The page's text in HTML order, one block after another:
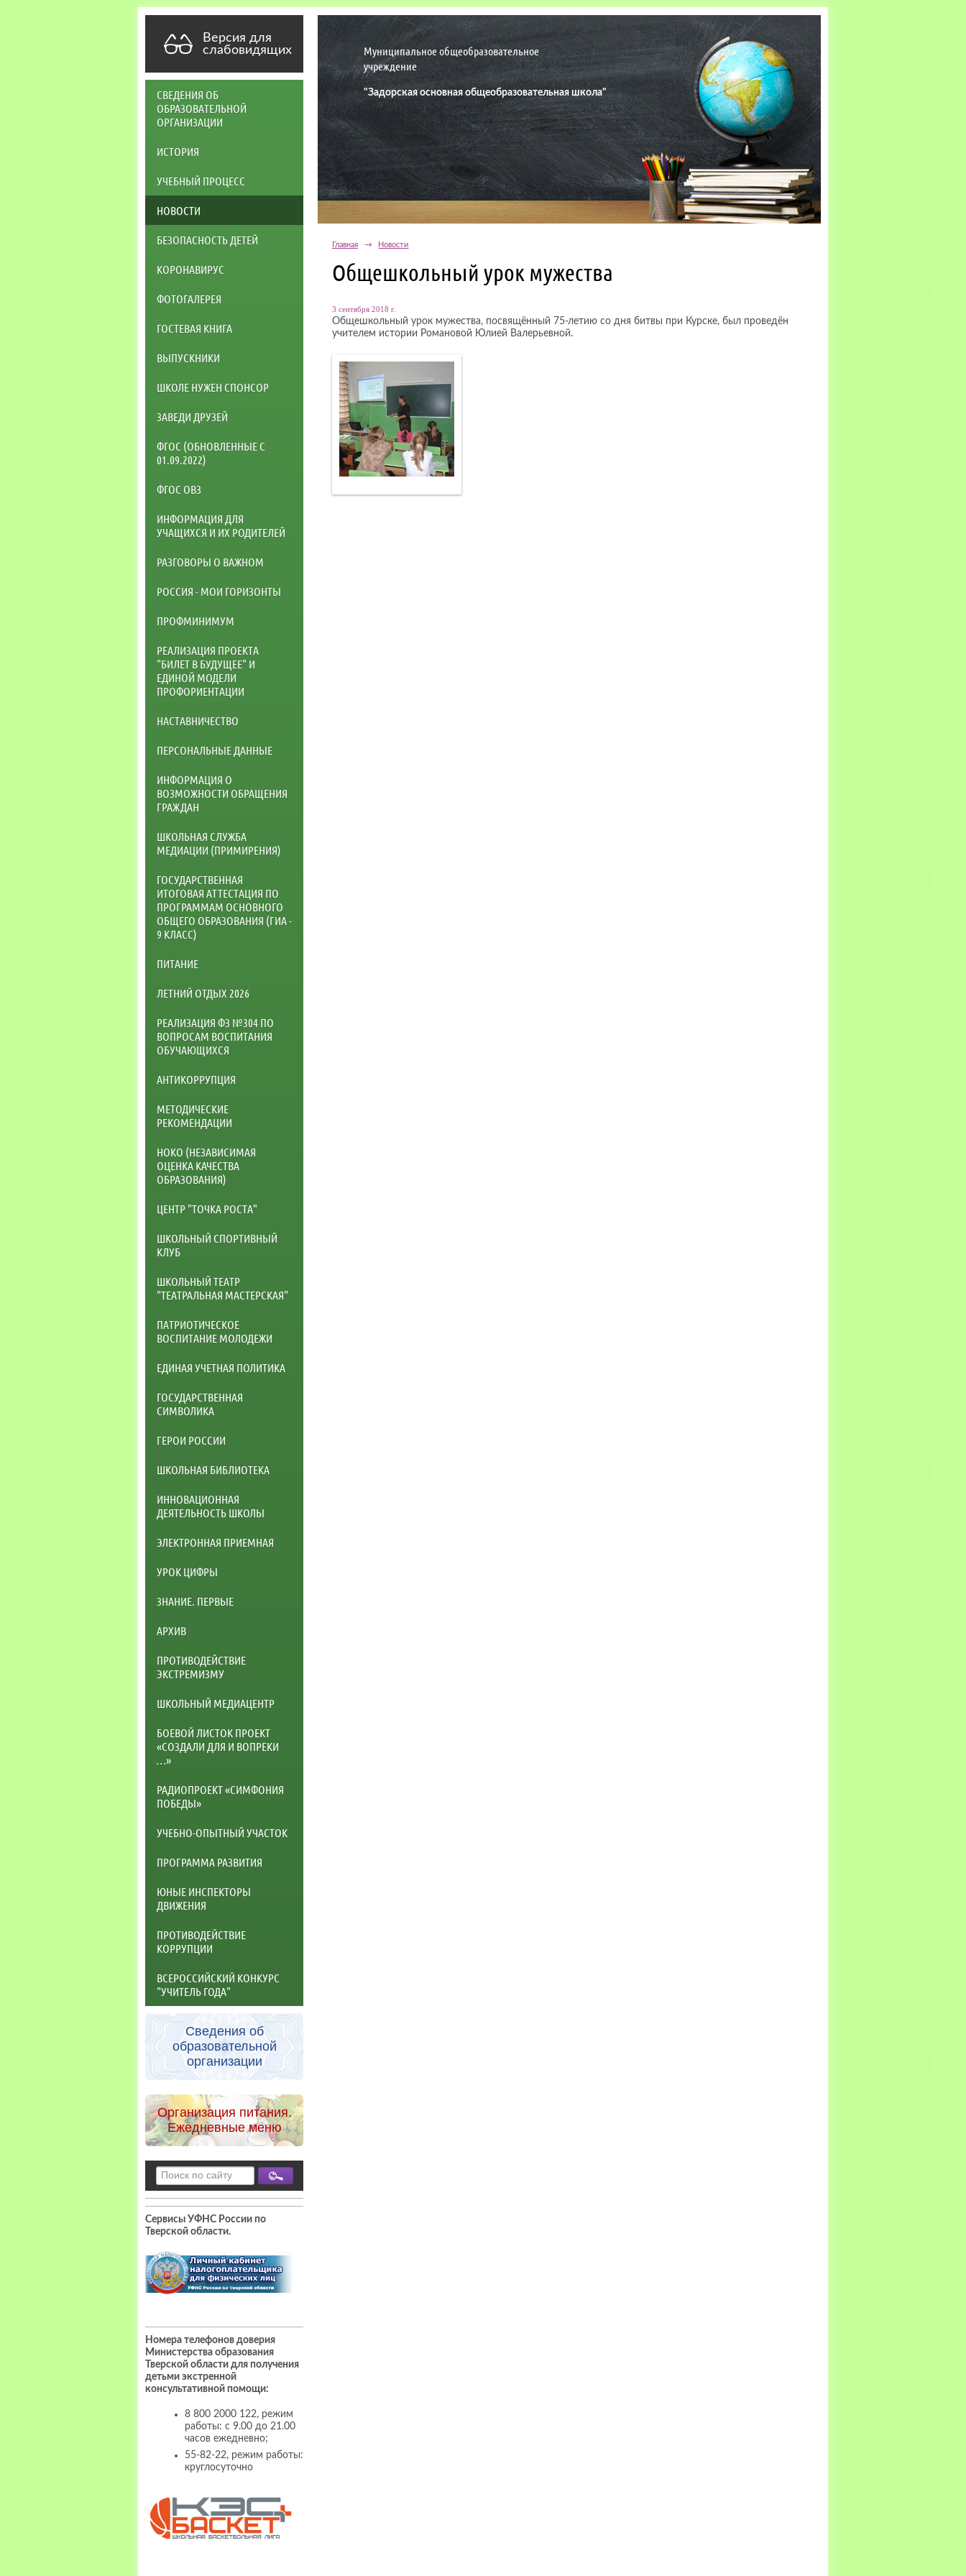
Версия для
слабовидящих
СВЕДЕНИЯ ОБ
ОБРАЗОВАТЕЛЬНОЙ
ОРГАНИЗАЦИИ
ИСТОРИЯ
УЧЕБНЫЙ ПРОЦЕСС
НОВОСТИ
БЕЗОПАСНОСТЬ ДЕТЕЙ
КОРОНАВИРУС
ФОТОГАЛЕРЕЯ
ГОСТЕВАЯ КНИГА
ВЫПУСКНИКИ
ШКОЛЕ НУЖЕН СПОНСОР
ЗАВЕДИ ДРУЗЕЙ
ФГОС (ОБНОВЛЕННЫЕ С
01.09.2022)
ФГОС ОВЗ
ИНФОРМАЦИЯ ДЛЯ
УЧАЩИХСЯ И ИХ РОДИТЕЛЕЙ
РАЗГОВОРЫ О ВАЖНОМ
РОССИЯ - МОИ ГОРИЗОНТЫ
ПРОФМИНИМУМ
РЕАЛИЗАЦИЯ ПРОЕКТА
"БИЛЕТ В БУДУЩЕЕ" И
ЕДИНОЙ МОДЕЛИ
ПРОФОРИЕНТАЦИИ
НАСТАВНИЧЕСТВО
ПЕРСОНАЛЬНЫЕ ДАННЫЕ
ИНФОРМАЦИЯ О
ВОЗМОЖНОСТИ ОБРАЩЕНИЯ
ГРАЖДАН
ШКОЛЬНАЯ СЛУЖБА
МЕДИАЦИИ (ПРИМИРЕНИЯ)
ГОСУДАРСТВЕННАЯ
ИТОГОВАЯ АТТЕСТАЦИЯ ПО
ПРОГРАММАМ ОСНОВНОГО
ОБЩЕГО ОБРАЗОВАНИЯ (ГИА -
9 КЛАСС)
ПИТАНИЕ
ЛЕТНИЙ ОТДЫХ 2026
РЕАЛИЗАЦИЯ ФЗ №304 ПО
ВОПРОСАМ ВОСПИТАНИЯ
ОБУЧАЮЩИХСЯ
АНТИКОРРУПЦИЯ
МЕТОДИЧЕСКИЕ
РЕКОМЕНДАЦИИ
НОКО (НЕЗАВИСИМАЯ
ОЦЕНКА КАЧЕСТВА
ОБРАЗОВАНИЯ)
ЦЕНТР "ТОЧКА РОСТА"
ШКОЛЬНЫЙ СПОРТИВНЫЙ
КЛУБ
ШКОЛЬНЫЙ ТЕАТР
"ТЕАТРАЛЬНАЯ МАСТЕРСКАЯ"
ПАТРИОТИЧЕСКОЕ
ВОСПИТАНИЕ МОЛОДЕЖИ
ЕДИНАЯ УЧЕТНАЯ ПОЛИТИКА
ГОСУДАРСТВЕННАЯ
СИМВОЛИКА
ГЕРОИ РОССИИ
ШКОЛЬНАЯ БИБЛИОТЕКА
ИННОВАЦИОННАЯ
ДЕЯТЕЛЬНОСТЬ ШКОЛЫ
ЭЛЕКТРОННАЯ ПРИЕМНАЯ
УРОК ЦИФРЫ
ЗНАНИЕ. ПЕРВЫЕ
АРХИВ
ПРОТИВОДЕЙСТВИЕ
ЭКСТРЕМИЗМУ
ШКОЛЬНЫЙ МЕДИАЦЕНТР
БОЕВОЙ ЛИСТОК ПРОЕКТ
«СОЗДАЛИ ДЛЯ И ВОПРЕКИ
…»
РАДИОПРОЕКТ «СИМФОНИЯ
ПОБЕДЫ»
УЧЕБНО-ОПЫТНЫЙ УЧАСТОК
ПРОГРАММА РАЗВИТИЯ
ЮНЫЕ ИНСПЕКТОРЫ
ДВИЖЕНИЯ
ПРОТИВОДЕЙСТВИЕ
КОРРУПЦИИ
ВСЕРОССИЙСКИЙ КОНКУРС
"УЧИТЕЛЬ ГОДА"
Сведения об
образовательной
организации
Организация питания.
Ежедневные меню
Сервисы УФНС России по
Тверской области.
Номера телефонов доверия
Министерства образования
Тверской области для получения
детьми экстренной
консультативной помощи:
8 800 2000 122, режим
работы: с 9.00 до 21.00
часов ежедневно;
55-82-22, режим работы:
круглосуточно
Муниципальное общеобразовательное
учреждение
"Задорская основная общеобразовательная школа"
Главная → Новости
Общешкольный урок мужества
3 сентября 2018 г.
Общешкольный урок мужества, посвящённый 75-летию со дня битвы при Курске, был проведён
учителем истории Романовой Юлией Валерьевной.